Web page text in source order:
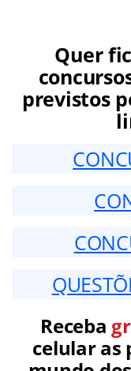
Quer
previstos
Receba
celular as